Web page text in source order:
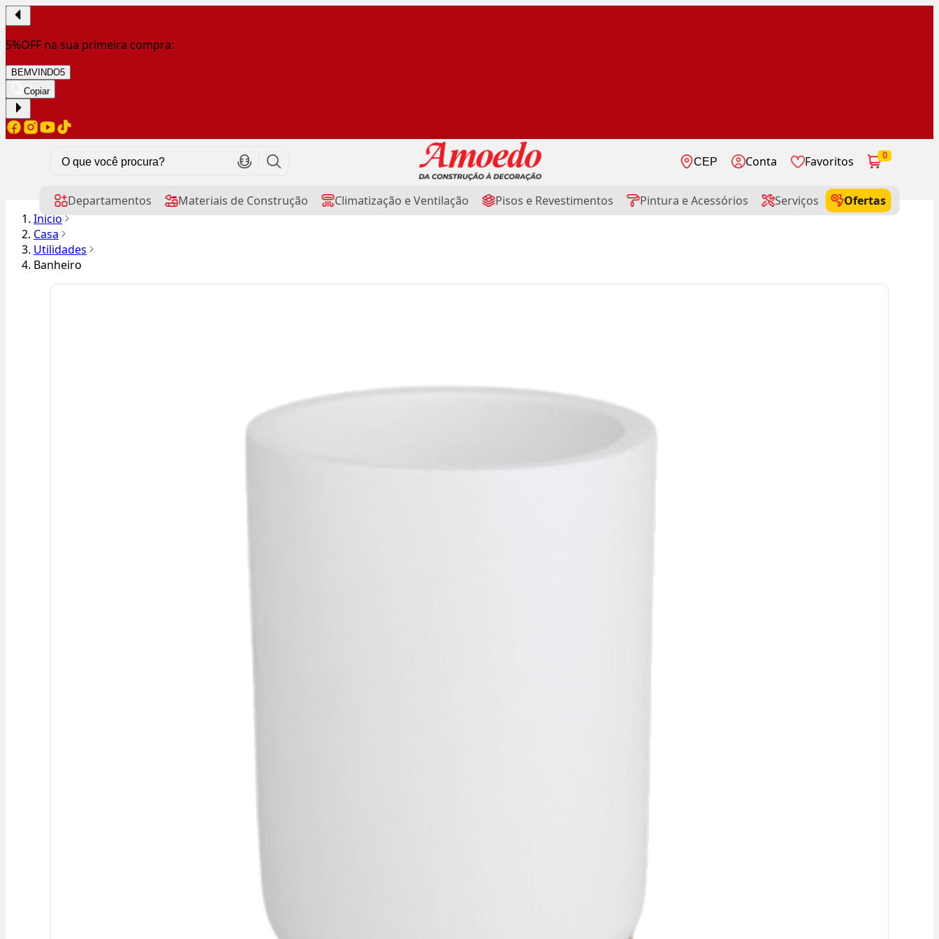
5%OFF na sua primeira compra:
BEMVINDO5
Copiar
CEP Conta Favoritos 0
Departamentos Materiais de Construção Climatização e Ventilação Pisos e Revestimentos Pintura e Acessórios Serviços
Ofertas
Início
Casa
Utilidades
Banheiro